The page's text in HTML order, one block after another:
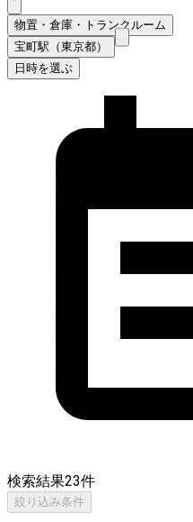
物置・倉庫・トランクルーム
宝町駅（東京都）
日時を選ぶ
検索結果23件
絞り込み条件